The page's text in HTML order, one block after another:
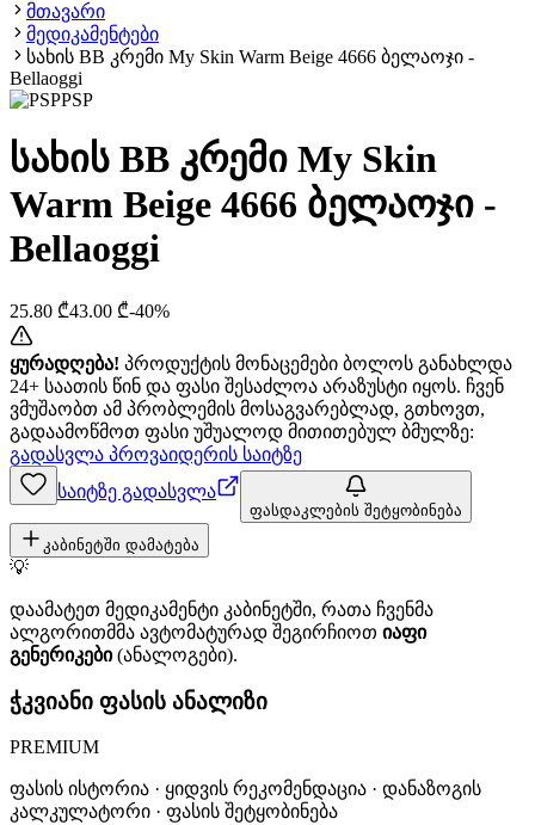
მთავარი
მედიკამენტები
სახის BB კრემი My Skin Warm Beige 4666 ბელაოჯი -
Bellaoggi
PSP
სახის BB კრემი My Skin
Warm Beige 4666 ბელაოჯი -
Bellaoggi
25.80 ₾43.00 ₾-40%
ყურადღება! პროდუქტის მონაცემები ბოლოს განახლდა
24+ საათის წინ და ფასი შესაძლოა არაზუსტი იყოს. ჩვენ
ვმუშაობთ ამ პრობლემის მოსაგვარებლად, გთხოვთ,
გადაამოწმოთ ფასი უშუალოდ მითითებულ ბმულზე:
გადასვლა პროვაიდერის საიტზე
საიტზე გადასვლა
ფასდაკლების შეტყობინება
კაბინეტში დამატება
💡
დაამატეთ მედიკამენტი კაბინეტში, რათა ჩვენმა
ალგორითმმა ავტომატურად შეგირჩიოთ იაფი
გენერიკები(ანალოგები).
ჭკვიანი ფასის ანალიზი
PREMIUM
ფასის ისტორია · ყიდვის რეკომენდაცია · დანაზოგის
კალკულატორი · ფასის შეტყობინება